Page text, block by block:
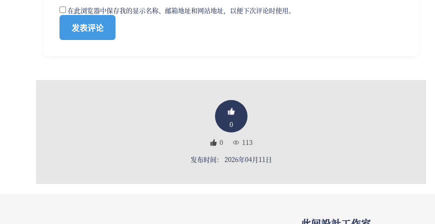
在此浏览器中保存我的显示名称、邮箱地址和网站地址，以便下次评论时使用。
0
0
113
发布时间： 2026年04月11日